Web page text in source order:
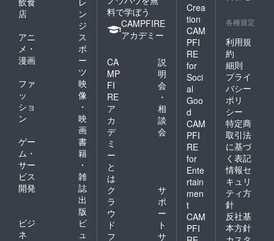
店
ン
ジ
アニ
メ・
漫画
ス
ポ
ー
ツ
ファ
ッ
ショ
ン
映
像
・
映
画
ゲー
ム・
サー
ビス
開発
書
籍
・
雑
誌
出
版
ビジ
ネ
ビ
ュ
料で学ぼう
CAMPFIRE
アカデミー
CA
MP
FI
RE
ア
カ
デ
ミ
ー
と
は
説
明
会
・
相
談
会
ク
ラ
ウ
ド
フ
サ
ポ
ー
ト
サ
Crea
tion
CAM
PFI
RE
for
Soci
al
Goo
d
CAM
PFI
RE
for
Ente
rtain
men
t
CAM
PFI
各種規定
利用規
約
細則
プライ
バシー
ポリ
シー
特定商
取引法
に基づ
く表記
情報セ
キュリ
ティ方
針
反社基
本方針